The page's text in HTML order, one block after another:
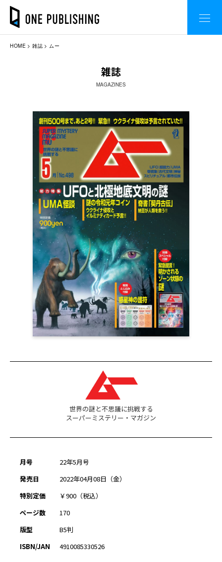
HOME 雑誌 ムー
雑誌
MAGAZINES
世界の謎と不思議に挑戦する
スーパーミステリー・マガジン
月号
22年5月号
発売日
2022年04月08日（金）
特別定価
￥900（税込）
ページ数
170
版型
B5判
ISBN/JAN
4910085330526